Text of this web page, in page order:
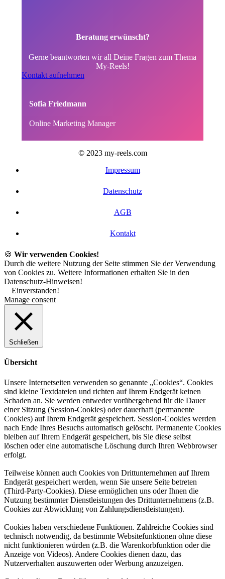
Beratung erwünscht?
Gerne beantworten wir all Deine Fragen zum Thema
My-Reels!
Kontakt aufnehmen
Sofia Friedmann
Online Marketing Manager
© 2023 my-reels.com
Impressum
Datenschutz
AGB
Kontakt
🍪 Wir verwenden Cookies!
Durch die weitere Nutzung der Seite stimmen Sie der Verwendung
von Cookies zu. Weitere Informationen erhalten Sie in den
Datenschutz-Hinweisen!
Einverstanden!
Manage consent
Schließen
Übersicht
Unsere Internetseiten verwenden so genannte „Cookies“. Cookies
sind kleine Textdateien und richten auf Ihrem Endgerät keinen
Schaden an. Sie werden entweder vorübergehend für die Dauer
einer Sitzung (Session-Cookies) oder dauerhaft (permanente
Cookies) auf Ihrem Endgerät gespeichert. Session-Cookies werden
nach Ende Ihres Besuchs automatisch gelöscht. Permanente Cookies
bleiben auf Ihrem Endgerät gespeichert, bis Sie diese selbst
löschen oder eine automatische Löschung durch Ihren Webbrowser
erfolgt.
Teilweise können auch Cookies von Drittunternehmen auf Ihrem
Endgerät gespeichert werden, wenn Sie unsere Seite betreten
(Third-Party-Cookies). Diese ermöglichen uns oder Ihnen die
Nutzung bestimmter Dienstleistungen des Drittunternehmens (z.B.
Cookies zur Abwicklung von Zahlungsdienstleistungen).
Cookies haben verschiedene Funktionen. Zahlreiche Cookies sind
technisch notwendig, da bestimmte Websitefunktionen ohne diese
nicht funktionieren würden (z.B. die Warenkorbfunktion oder die
Anzeige von Videos). Andere Cookies dienen dazu, das
Nutzerverhalten auszuwerten oder Werbung anzuzeigen.